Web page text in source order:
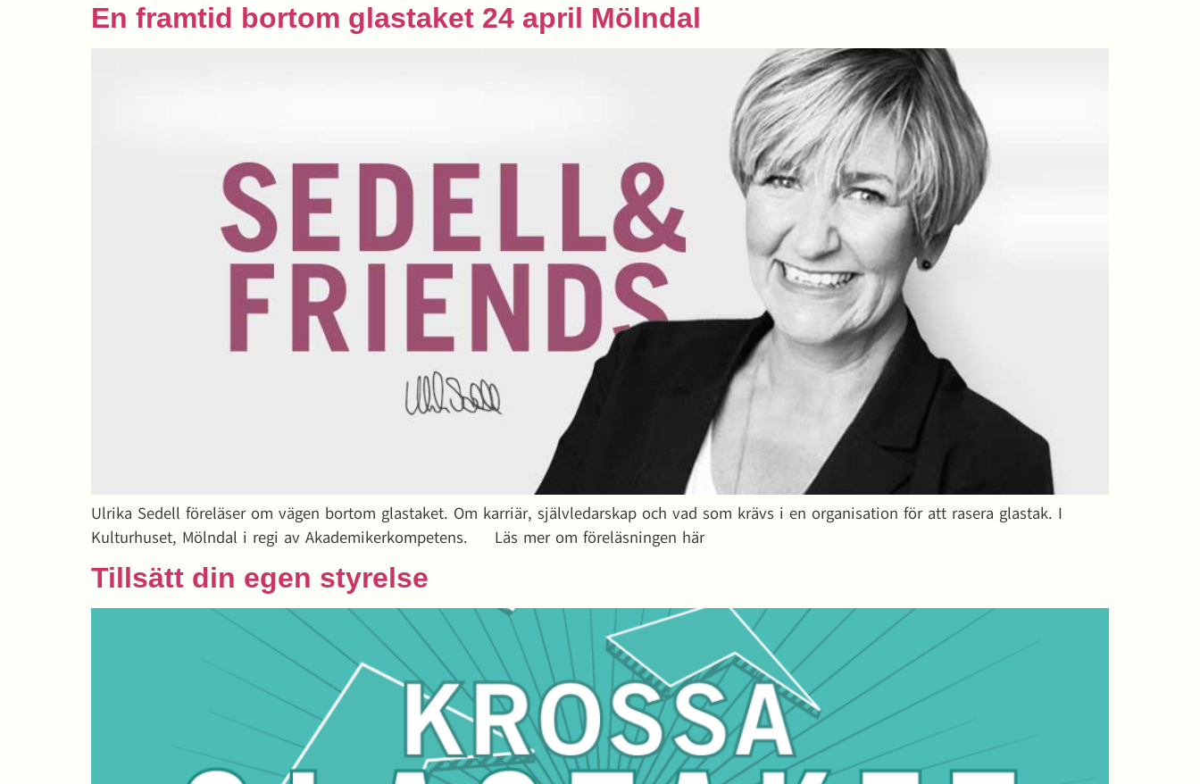
En framtid bortom glastaket 24 april Mölndal
Ulrika Sedell föreläser om vägen bortom glastaket. Om karriär, självledarskap och vad som krävs i en organisation för att rasera glastak. I
Kulturhuset, Mölndal i regi av Akademikerkompetens. Läs mer om föreläsningen här
Tillsätt din egen styrelse